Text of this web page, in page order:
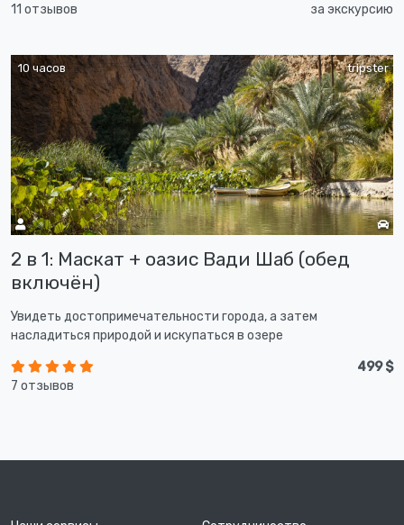
11 отзывов
за экскурсию
tripster
10 часов
2 в 1: Маскат + оазис Вади Шаб (обед
включён)
Увидеть достопримечательности города, а затем
насладиться природой и искупаться в озере
7 отзывов
499 $